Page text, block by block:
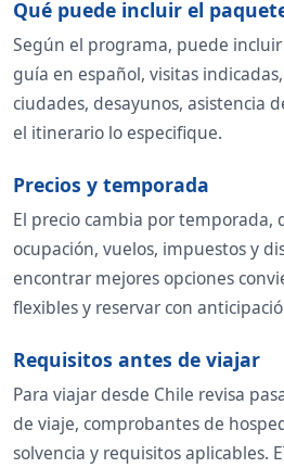
Qué puede incluir el
Según el programa, puede
guía en español, visitas
ciudades, desayunos, asistencia
el itinerario lo especifique.
Precios y temporada
El precio cambia por temporada,
ocupación, vuelos, impuestos y
encontrar mejores opciones
flexibles y reservar con
Requisitos antes de viajar
Para viajar desde Chile revisa
de viaje, comprobantes de
solvencia y requisitos aplicables.